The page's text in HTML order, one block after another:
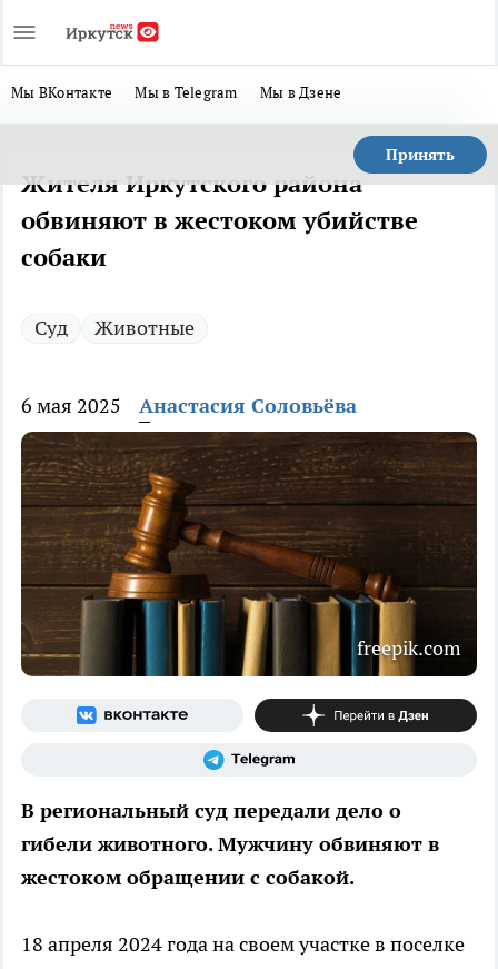
Мы ВКонтакте Мы в Telegram Мы в Дзене
Принять
Жителя Иркутского района
обвиняют в жестоком убийстве
собаки
Суд Животные
6 мая 2025 Анастасия Соловьёва
freepik.com
В региональный суд передали дело о
гибели животного. Мужчину обвиняют в
жестоком обращении с собакой.
18 апреля 2024 года на своем участке в поселке